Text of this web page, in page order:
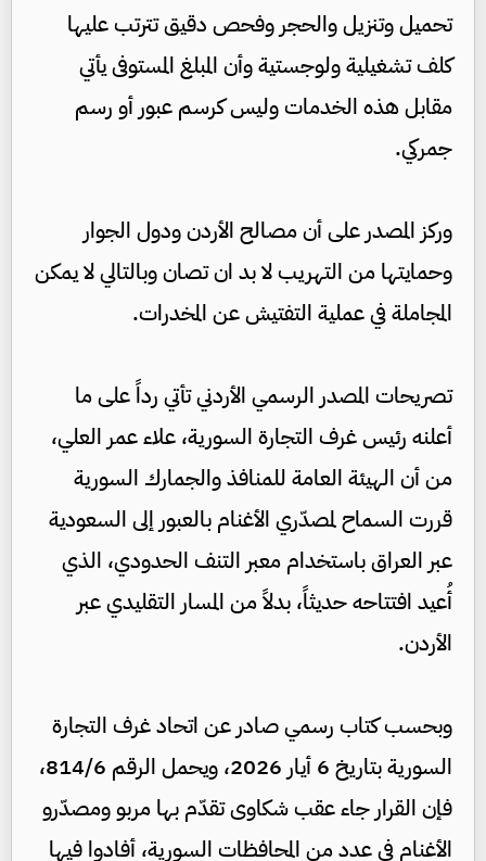
تحميل وتنزيل والحجر وفحص دقيق تترتب عليها
كلف تشغيلية ولوجستية وأن المبلغ المستوفى يأتي
مقابل هذه الخدمات وليس كرسم عبور أو رسم
جمركي.
وركز المصدر على أن مصالح الأردن ودول الجوار
وحمايتها من التهريب لا بد ان تصان وبالتالي لا يمكن
المجاملة في عملية التفتيش عن المخدرات.
تصريحات المصدر الرسمي الأردني تأتي رداً على ما
أعلنه رئيس غرف التجارة السورية، علاء عمر العلي،
من أن الهيئة العامة للمنافذ والجمارك السورية
قررت السماح لمصدّري الأغنام بالعبور إلى السعودية
عبر العراق باستخدام معبر التنف الحدودي، الذي
أُعيد افتتاحه حديثاً، بدلاً من المسار التقليدي عبر
الأردن.
وبحسب كتاب رسمي صادر عن اتحاد غرف التجارة
السورية بتاريخ 6 أيار 2026، ويحمل الرقم 814/6،
فإن القرار جاء عقب شكاوى تقدّم بها مربو ومصدّرو
الأغنام في عدد من المحافظات السورية، أفادوا فيها